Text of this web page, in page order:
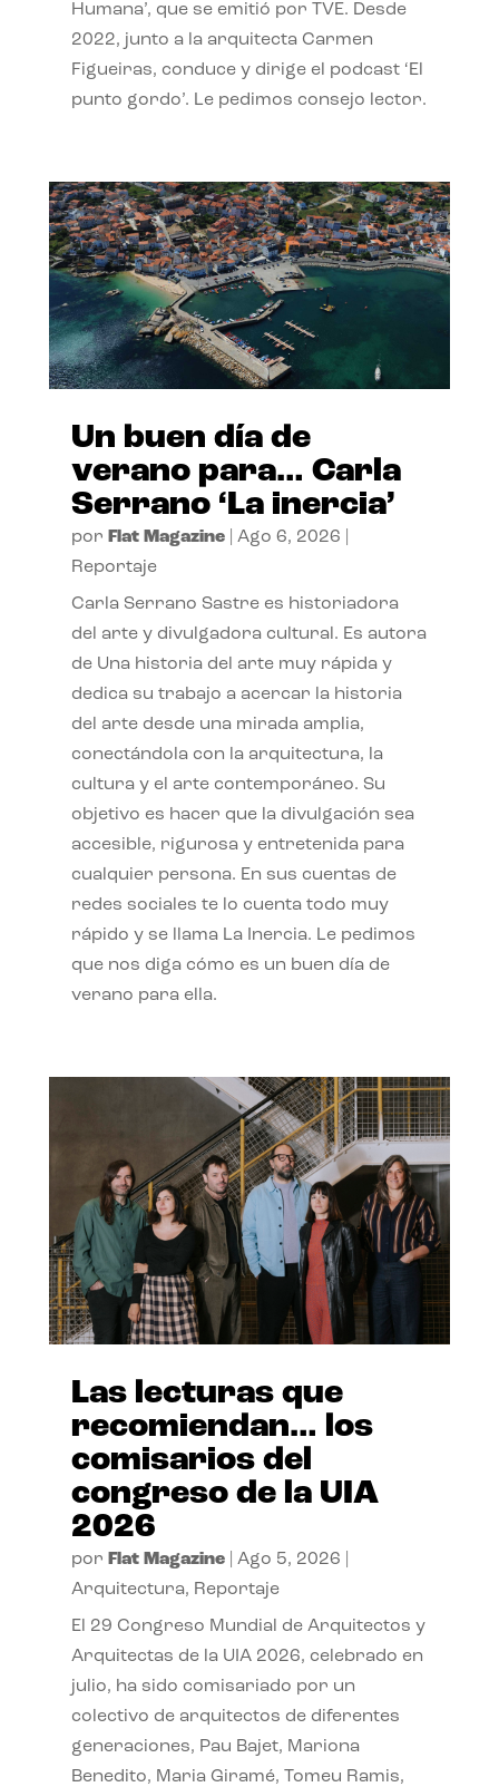
Humana’, que se emitió por TVE. Desde
2022, junto a la arquitecta Carmen
Figueiras, conduce y dirige el podcast ‘El
punto gordo’. Le pedimos consejo lector.
Un buen día de
verano para… Carla
Serrano ‘La inercia’
por Flat Magazine| Ago 6, 2026
Reportaje
Carla Serrano Sastre es historiadora
del arte y divulgadora cultural. Es autora
de Una historia del arte muy rápida y
dedica su trabajo a acercar la historia
del arte desde una mirada amplia,
conectándola con la arquitectura, la
cultura y el arte contemporáneo. Su
objetivo es hacer que la divulgación sea
accesible, rigurosa y entretenida para
cualquier persona. En sus cuentas de
redes sociales te lo cuenta todo muy
rápido y se llama La Inercia. Le pedimos
que nos diga cómo es un buen día de
verano para ella.
Las lecturas que
recomiendan… los
comisarios del
congreso de la UIA
2026
por Flat Magazine| Ago 5, 2026
Arquitectura, Reportaje
El 29 Congreso Mundial de Arquitectos y
Arquitectas de la UIA 2026, celebrado en
julio, ha sido comisariado por un
colectivo de arquitectos de diferentes
generaciones, Pau Bajet, Mariona
Benedito, Maria Giramé, Tomeu Ramis,